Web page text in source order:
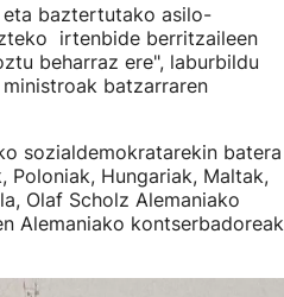
baztertutako asilo-
irtenbide berritzaileen
beharraz ere", laburbildu
batzarraren
sozialdemokratarekin batera
Hungariak, Maltak,
Olaf Scholz Alemaniako
Alemaniako kontserbadoreak